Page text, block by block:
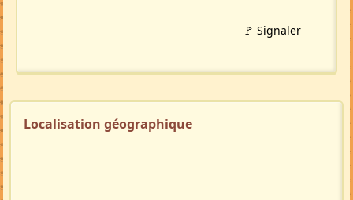
🚩 Signaler
Localisation géographique